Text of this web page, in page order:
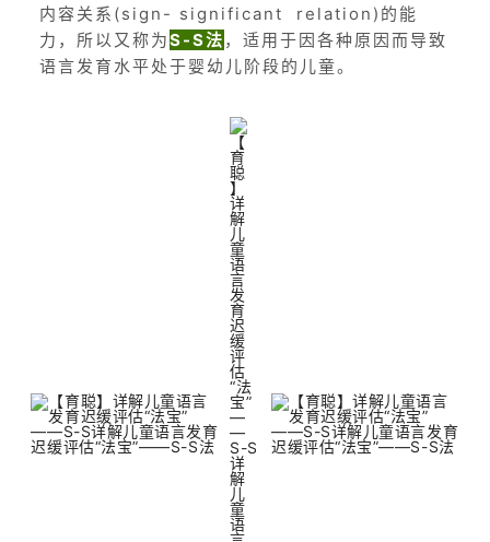
内容关系(sign- significant relation)的能
力，所以又称为S-S法 ，适用于因各种原因而导致
语言发育水平处于婴幼儿阶段的儿童。